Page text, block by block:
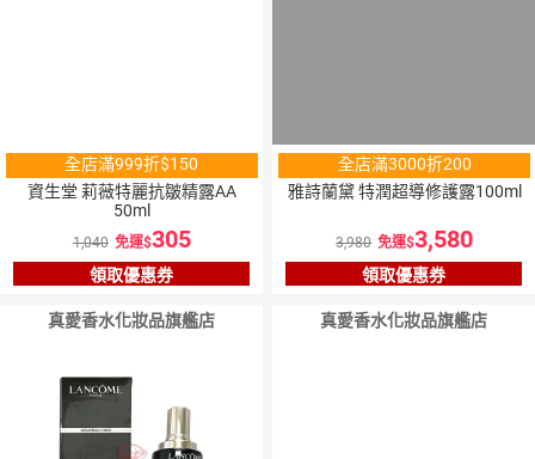
全店滿999折$150
資生堂 莉薇特麗抗皺精露AA
50ml
1,040 免運 305
領取優惠券
全店滿3000折200
雅詩蘭黛 特潤超導修護露100ml
3,980 免運 3,580
領取優惠券
真愛香水化妝品旗艦店 真愛香水化妝品旗艦店